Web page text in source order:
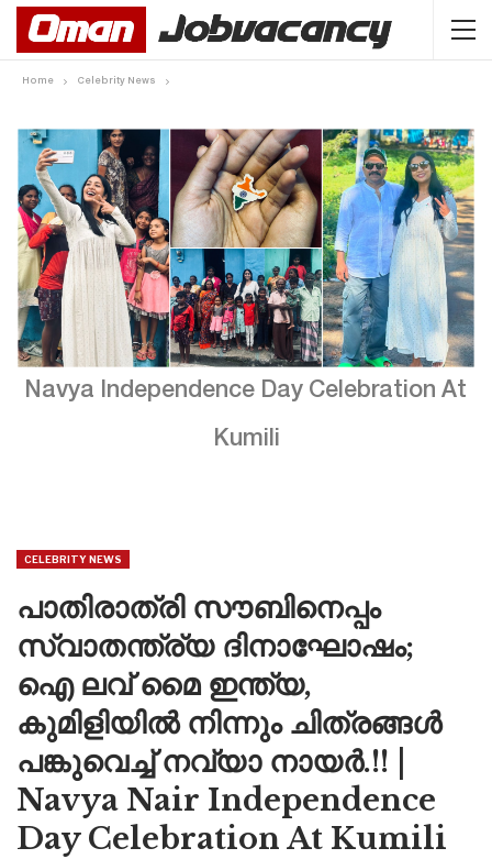
Home Celebrity News
Navya Independence Day Celebration At
Kumili
CELEBRITY NEWS
പാതിരാത്രി സൗബിനെപ്പം
സ്വാതന്ത്ര്യ ദിനാഘോഷം;
ഐ ലവ് മൈ ഇന്ത്യ,
കുമിളിയിൽ നിന്നും ചിത്രങ്ങൾ
പങ്കുവെച്ച് നവ്യാ നായർ.!! |
Navya Nair Independence
Day Celebration At Kumili